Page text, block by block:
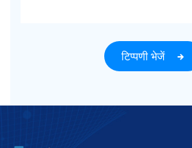
टिप्पणी भेजें